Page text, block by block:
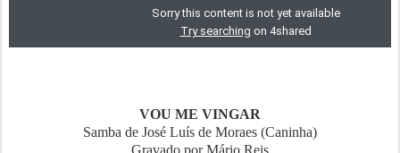
VOU ME VINGAR
Samba de José Luís de Moraes (Caninha)
Gravado por Mário Reis